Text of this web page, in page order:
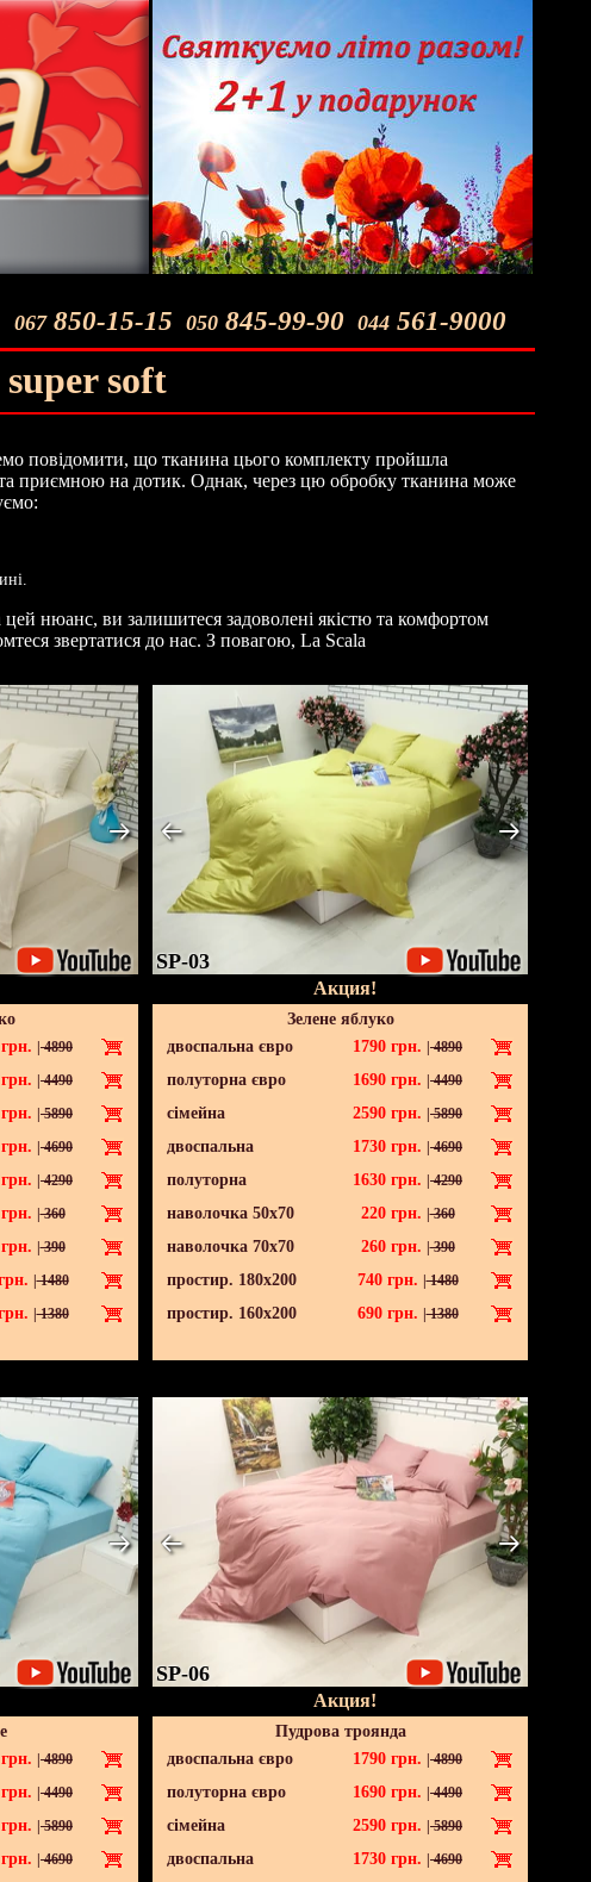
067850-15-15 050 845-99-90 044 561-9000
super soft
повідомити, що тканина цього комплекту пройшла
приємною на дотик. Однак, через цю обробку тканина може
нюанс, ви залишитеся задоволені якістю та комфортом
звертатися до нас. З повагою, La Scala
грн. 4890
грн. 4490
грн. 5890
грн. 4690
грн. 4290
грн. |360
грн. |390
|1480
|1380
SP-03
Акция!
Зелене яблуко
двоспальна євро
1790 грн. 4890
полуторна євро 1690 грн. 4490
сімейна 2590 грн. 5890
двоспальна 1730 грн. 4690
полуторна 1630 грн. 4290
наволочка 50х70 220 грн. |360
наволочка 70х70 260 грн. |390
простир. 180х200 740 грн. |1480
простир. 160х200 690 грн. |1380
грн. 4890
грн. 4490
грн. 5890
грн. 4690
SP-06
Акция!
Пудрова троянда
двоспальна євро
1790 грн. 4890
полуторна євро 1690 грн. 4490
сімейна 2590 грн. 5890
двоспальна 1730 грн. 4690